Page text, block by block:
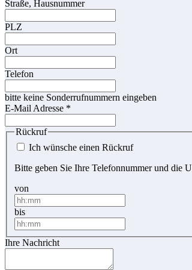
Straße, Hausnummer
PLZ
Ort
Telefon
bitte keine Sonderrufnummern eingeben
E-Mail Adresse *
Rückruf
Ich wünsche einen Rückruf
Bitte geben Sie Ihre Telefonnummer und die
von
bis
Ihre Nachricht